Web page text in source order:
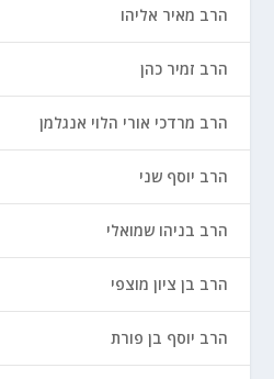
הרב מאיר אליהו
הרב זמיר כהן
הרב מרדכי אורי הלוי אנגלמן
הרב יוסף שני
הרב בניהו שמואלי
הרב בן ציון מוצפי
הרב יוסף בן פורת